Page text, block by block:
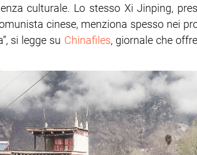
culturale. Lo stesso Xi Jinping,
cinese, menziona spesso nei
si legge su Chinafiles, giornale che